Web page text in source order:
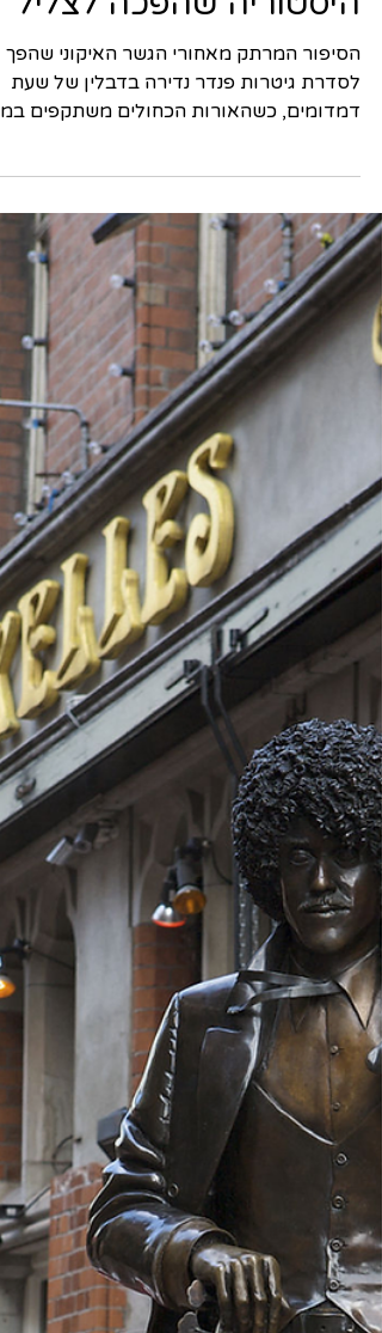
דבלין והסביבה
גשר Ha'Penny בדבלין:
הסיפור המרתק מאחורי הגשר האיקוני שהפך
לסדרת גיטרות פנדר נדירה בדבלין של שעת
דמדומים, כשהאורות הכחולים משתקפים
נהר הליפי (Liffey), גשר אחד עומד כסמל
הבלתי מעורער של העיר: גשר האפני
(Ha'penny Bridge). קשתות הברזל הלבנות
והעדינות שלו מספרות סיפור של למעלה
ממאתיים שנה. אך בתמונה המרתקת שלפנינו,
נחשף פרק חדש ובלתי צפוי בביוגרפיה של
הגשר – כזה המחבר בין הנדסה היסטורית
מהמאה ה-19 לבין עולם הרוקנרול והמלאכה
המדויקת של Fender Custom Shop. זהו
סיפור על עץ עתיק, טכנולוגיית שימור מתק